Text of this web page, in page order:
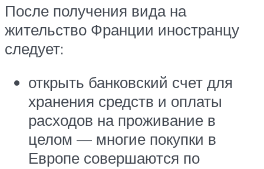
После получения вида на
жительство Франции иностранцу
следует:
открыть банковский счет для
хранения средств и оплаты
расходов на проживание в
целом — многие покупки в
Европе совершаются по